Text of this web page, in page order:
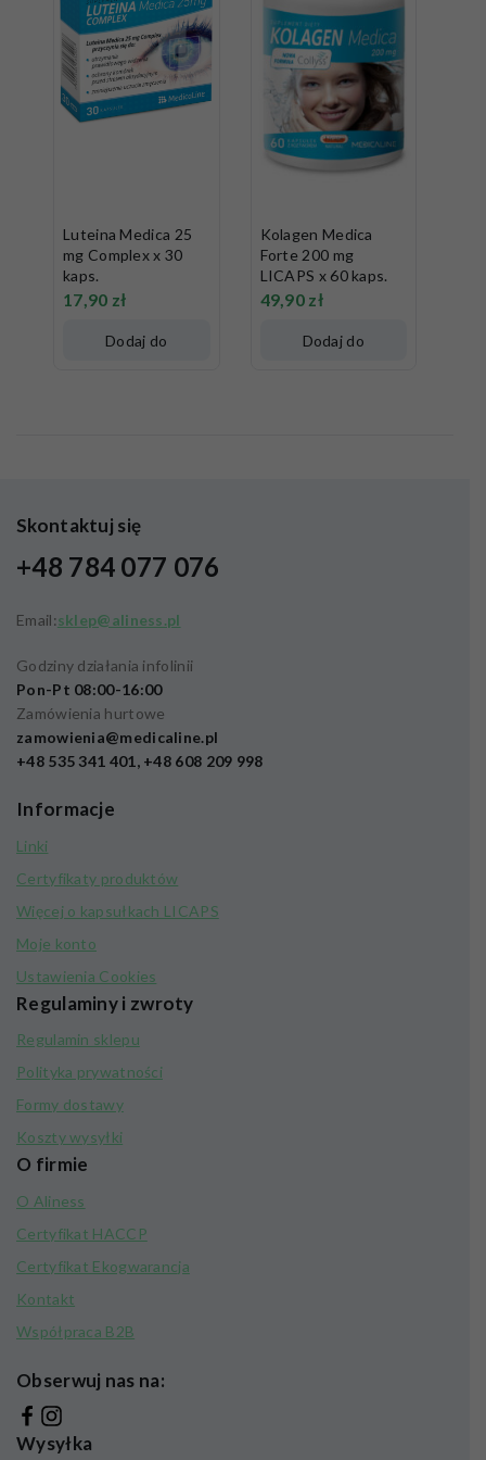
Luteina Medica 25
mg Complex x 30
kaps.
17,90 zł
Dodaj do
Kolagen Medica
Forte 200 mg
LICAPS x 60 kaps.
49,90 zł
Dodaj do
Skontaktuj się
+48 784 077 076
Email:sklep@aliness.pl
Godziny działania infolinii
Pon-Pt 08:00-16:00
Zamówienia hurtowe
zamowienia@medicaline.pl
+48 535 341 401, +48 608 209 998
Informacje
Linki
Certyfikaty produktów
Więcej o kapsułkach LICAPS
Moje konto
Ustawienia Cookies
Regulaminy i zwroty
Regulamin sklepu
Polityka prywatności
Formy dostawy
Koszty wysyłki
O firmie
O Aliness
Certyfikat HACCP
Certyfikat Ekogwarancja
Kontakt
Współpraca B2B
Obserwuj nas na:
Wysyłka